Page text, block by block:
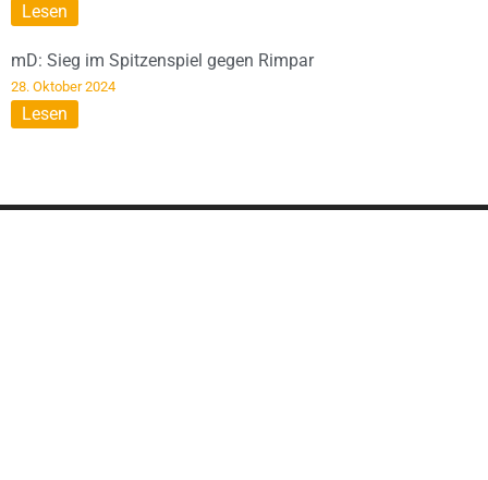
Lesen
mD: Sieg im Spitzenspiel gegen Rimpar
28. Oktober 2024
Lesen